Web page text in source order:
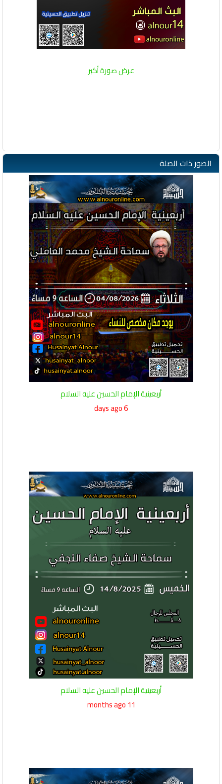
عرض صورة أكبر
الصور ذات الصلة
أربعينية الإمام الحسين عليه السلام
6 days ago
أربعينية الإمام الحسين عليه السلام
11 months ago